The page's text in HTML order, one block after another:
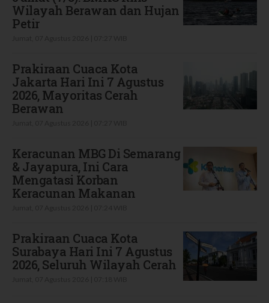
Wilayah Berawan dan Hujan
Petir
Prakiraan Cuaca Kota
Jakarta Hari Ini 7 Agustus
2026, Mayoritas Cerah
Berawan
Keracunan MBG Di Semarang
& Jayapura, Ini Cara
Mengatasi Korban
Keracunan Makanan
Prakiraan Cuaca Kota
Surabaya Hari Ini 7 Agustus
2026, Seluruh Wilayah Cerah